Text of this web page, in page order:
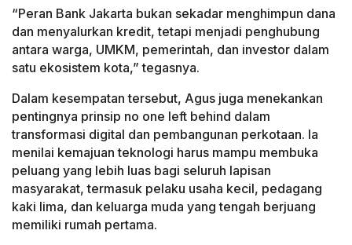
“Peran Bank Jakarta bukan sekadar menghimpun dana
dan menyalurkan kredit, tetapi menjadi penghubung
antara warga, UMKM, pemerintah, dan investor dalam
satu ekosistem kota,” tegasnya.
Dalam kesempatan tersebut, Agus juga menekankan
pentingnya prinsip no one left behind dalam
transformasi digital dan pembangunan perkotaan. Ia
menilai kemajuan teknologi harus mampu membuka
peluang yang lebih luas bagi seluruh lapisan
masyarakat, termasuk pelaku usaha kecil, pedagang
kaki lima, dan keluarga muda yang tengah berjuang
memiliki rumah pertama.